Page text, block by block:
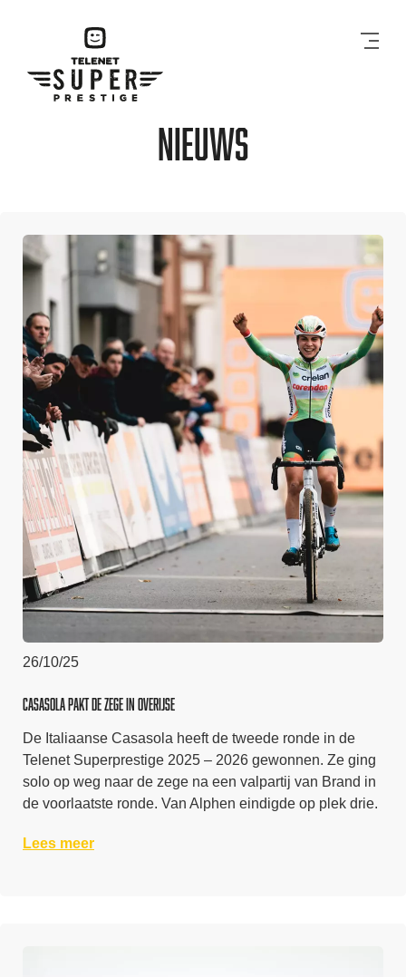
Nieuws
26/10/25
Casasola pakt de zege in Overijse
De Italiaanse Casasola heeft de tweede ronde in de
Telenet Superprestige 2025 – 2026 gewonnen. Ze ging
solo op weg naar de zege na een valpartij van Brand in
de voorlaatste ronde. Van Alphen eindigde op plek drie.
Lees meer